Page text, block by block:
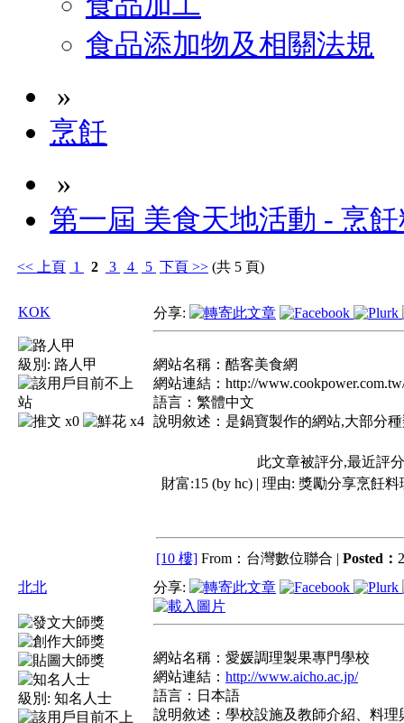
食品添加物及相關法規
»
烹飪
»
第一屆 美食天地活動 - 烹
<< 上頁 1 2 3 4 5 下頁 >> (共 5 頁)
KOK
級別: 路人甲
x0 x4
分享:
網站名稱：酷客美食網
網站連結：http://
語言：繁體中文
說明敘述：是鍋寶製作的網站,大部分
此文章被評分,最近評
財富:15 (by hc) | 理由: 獎勵分享烹飪
[10 樓] From：台灣數位聯合 | Posted：
北北
級別: 知名人士
分享:
網站名稱：愛媛調理製果專門學校
網站連結： http://www.aicho.ac.jp/
語言：日本語
說明敘述：學校設施及教師介紹、料